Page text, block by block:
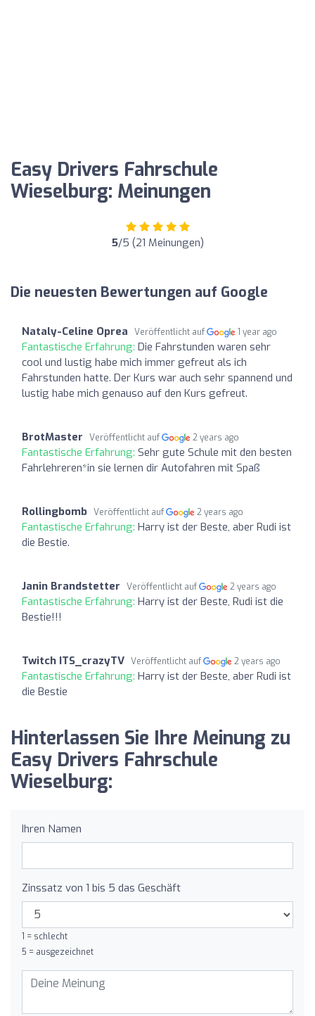
Easy Drivers Fahrschule
Wieselburg: Meinungen
5/5 (21 Meinungen)
Die neuesten Bewertungen auf Google
Nataly-Celine Oprea Veröffentlicht auf 1 year ago
Fantastische Erfahrung: Die Fahrstunden waren sehr
cool und lustig habe mich immer gefreut als ich
Fahrstunden hatte. Der Kurs war auch sehr spannend und
lustig habe mich genauso auf den Kurs gefreut.
BrotMaster Veröffentlicht auf 2 years ago
Fantastische Erfahrung: Sehr gute Schule mit den besten
Fahrlehreren*in sie lernen dir Autofahren mit Spaß
Rollingbomb Veröffentlicht auf 2 years ago
Fantastische Erfahrung: Harry ist der Beste, aber Rudi ist
die Bestie.
Janin Brandstetter Veröffentlicht auf 2 years ago
Fantastische Erfahrung: Harry ist der Beste, Rudi ist die
Bestie!!!
Twitch ITS_crazyTV Veröffentlicht auf 2 years ago
Fantastische Erfahrung: Harry ist der Beste, aber Rudi ist
die Bestie
Hinterlassen Sie Ihre Meinung zu
Easy Drivers Fahrschule
Wieselburg:
Ihren Namen
Zinssatz von 1 bis 5 das Geschäft
1 = schlecht
5 = ausgezeichnet